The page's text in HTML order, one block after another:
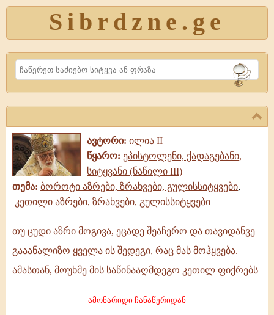
Sibrdzne.ge
Search
ავტორი: ილია II
წყარო: ეპისტოლენი, ქადაგებანი,
სიტყვანი (ნაწილი III)
თემა: ბოროტი აზრები, ზრახვები, გულისსიტყვები,
კეთილი აზრები, ზრახვები, გულისსიტყვები
თუ
ცუდი
აზრი
თუ ცუდი აზრი მოგივა, ეცადე შეაჩერო და თავიდანვე
გააანალიზო ყველა ის შედეგი, რაც მას მოჰყვება.
ამასთან, მოუხმე მის საწინააღმდეგო კეთილ ფიქრებს
ამონარიდი ჩანაწერიდან